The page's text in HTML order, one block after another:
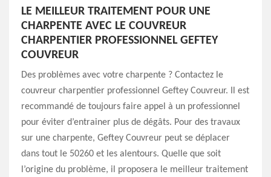
LE MEILLEUR TRAITEMENT POUR UNE
CHARPENTE AVEC LE COUVREUR
CHARPENTIER PROFESSIONNEL GEFTEY
COUVREUR
Des problèmes avec votre charpente ? Contactez le
couvreur charpentier professionnel Geftey Couvreur. Il est
recommandé de toujours faire appel à un professionnel
pour éviter d’entrainer plus de dégâts. Pour des travaux
sur une charpente, Geftey Couvreur peut se déplacer
dans tout le 50260 et les alentours. Quelle que soit
l’origine du problème, il proposera le meilleur traitement